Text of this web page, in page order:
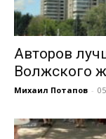
Авторов
Волжского
Михаил Потапов -